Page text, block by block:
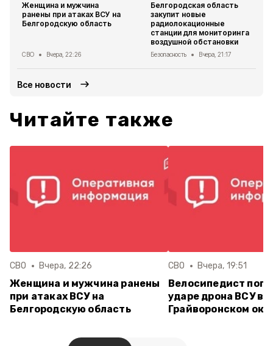
Женщина и мужчина
ранены при атаках ВСУ на
Белгородскую область
СВО Вчера, 22:26
Белгородская область
закупит новые
радиолокационные
станции для мониторинга
воздушной обстановки
Безопасность Вчера, 21:17
Все новости
Читайте также
СВО Вчера, 22:26
Женщина и мужчина ранены
при атаках ВСУ на
Белгородскую область
СВО Вчера, 19:51
Велосипедист
ударе дрона ВСУ в
Грайворонском